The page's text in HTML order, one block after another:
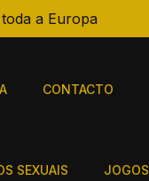
a Europa
CONTACTO
SEXUAIS JOGOS